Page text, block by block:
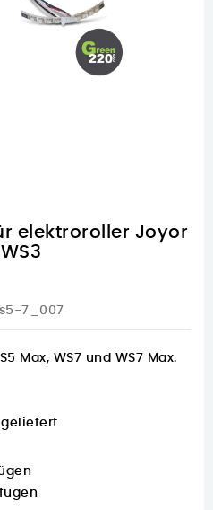
elektroroller Joyor
7_007
Max, WS7 und WS7 Max.
geliefert